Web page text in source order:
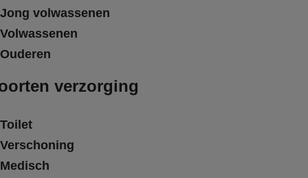
Jong volwassenen
Volwassenen
Ouderen
verzorging
Toilet
Verschoning
Medisch